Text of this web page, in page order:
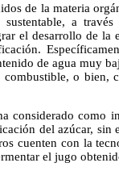
de la materia
a
el desarrollo de
de agua muy
o bien,
considerado como
del azúcar,
cuenten con la
el jugo